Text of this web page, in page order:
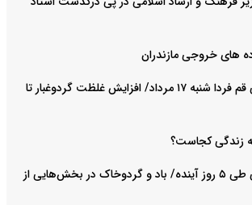
های خروجی مازندران
پیش بینی هواشناسی قم فردا شنبه ۱۷ مرداد/ افزایش غلظت گردوغبار تا
به زندگی کجاست؟
پیش بینی هواشناسی طی ۵ روز آینده/ باد و گردوخاک در بخش‌هایی از